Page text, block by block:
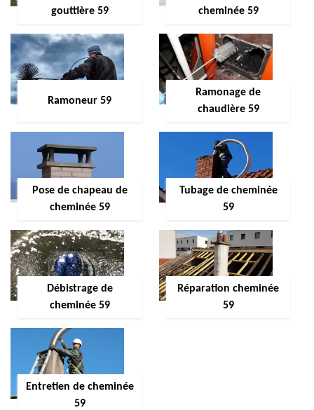
gouttière 59
cheminée 59
Ramoneur 59
Ramonage de
chaudière 59
Pose de chapeau de
cheminée 59
Tubage de cheminée
59
Débistrage de
cheminée 59
Réparation cheminée
59
Entretien de cheminée
59